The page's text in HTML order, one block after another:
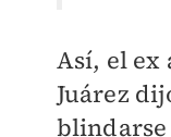
Así, el ex
Juárez
blindarse